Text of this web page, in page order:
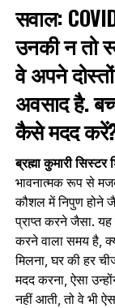
सवाल:
उनकी न तो
वे अपने
अवसाद है.
कैसे मदद
ब्रह्मा कुमारी सिस्टर
भावनात्मक रूप से
कौशल में निपुण होने
प्राप्‍त करने जैसा.
करने वाला समय है,
मिलना, घर की हर
मदद करना, ऐसा
नहीं आती, तो वे भी